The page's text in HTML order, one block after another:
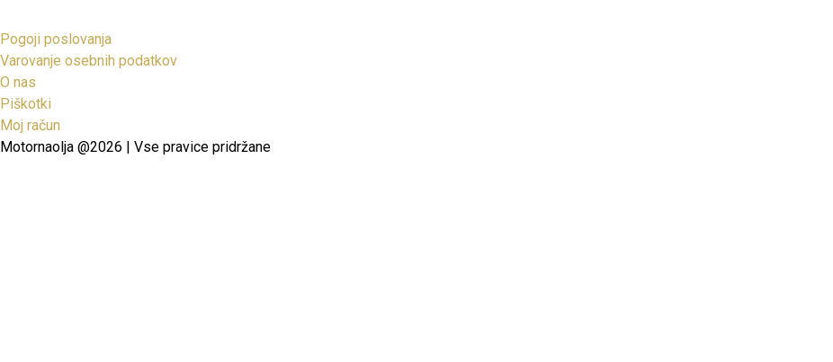
Pogoji poslovanja
Varovanje osebnih podatkov
O nas
Piškotki
Moj račun
Motornaolja @2026 | Vse pravice pridržane